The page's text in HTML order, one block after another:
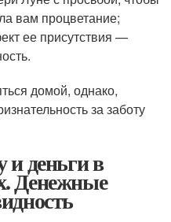
вам процветание;
ее присутствия —
домой, однако,
за заботу
и деньги в
Денежные